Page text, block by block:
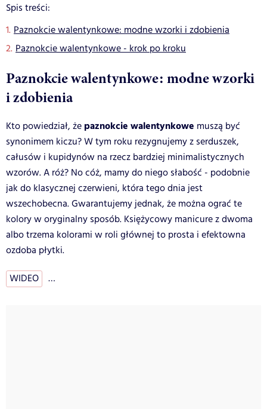
Spis treści:
Paznokcie walentynkowe: modne wzorki i zdobienia
Paznokcie walentynkowe - krok po kroku
Paznokcie walentynkowe: modne wzorki
i zdobienia
Kto powiedział, że paznokcie walentynkowe muszą być
synonimem kiczu? W tym roku rezygnujemy z serduszek,
całusów i kupidynów na rzecz bardziej minimalistycznych
wzorów. A róż? No cóż, mamy do niego słabość - podobnie
jak do klasycznej czerwieni, która tego dnia jest
wszechobecna. Gwarantujemy jednak, że można ograć te
kolory w oryginalny sposób. Księżycowy manicure z dwoma
albo trzema kolorami w roli głównej to prosta i efektowna
ozdoba płytki.
WIDEO …